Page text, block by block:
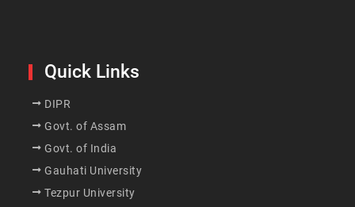
Quick Links
DIPR
Govt. of Assam
Govt. of India
Gauhati University
Tezpur University